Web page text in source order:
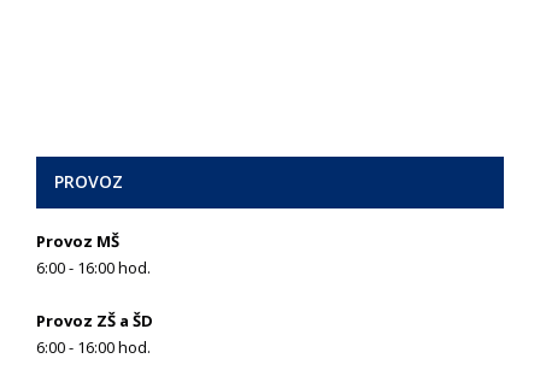
PROVOZ
Provoz MŠ
6:00 - 16:00 hod.
Provoz ZŠ a ŠD
6:00 - 16:00 hod.